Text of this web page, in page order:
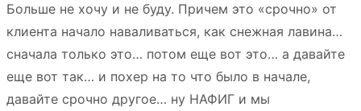
Больше не хочу и не буду. Причем это «срочно» от
клиента начало наваливаться, как снежная лавина…
сначала только это… потом еще вот это… а давайте
еще вот так… и похер на то что было в начале,
давайте срочно другое… ну НАФИГ и мы